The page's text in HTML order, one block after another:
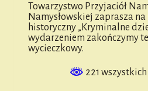
Towarzystwo Przyjaciół
Namysłowskiej zaprasza
historyczny „Kryminalne
wydarzeniem zakończymy
wycieczkowy.
221